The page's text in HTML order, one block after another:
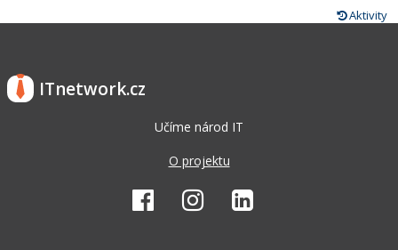
Aktivity
ITnetwork.cz
Učíme národ IT
O projektu